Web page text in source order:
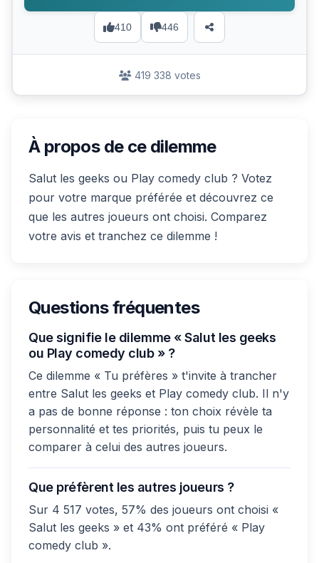
410 446
419 338 votes
À propos de ce dilemme
Salut les geeks ou Play comedy club ? Votez
pour votre marque préférée et découvrez ce
que les autres joueurs ont choisi. Comparez
votre avis et tranchez ce dilemme !
Questions fréquentes
Que signifie le dilemme « Salut les geeks
ou Play comedy club » ?
Ce dilemme « Tu préfères » t'invite à trancher
entre Salut les geeks et Play comedy club. Il n'y
a pas de bonne réponse : ton choix révèle ta
personnalité et tes priorités, puis tu peux le
comparer à celui des autres joueurs.
Que préfèrent les autres joueurs ?
Sur 4 517 votes, 57% des joueurs ont choisi «
Salut les geeks » et 43% ont préféré « Play
comedy club ».